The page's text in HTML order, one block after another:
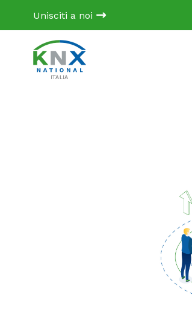
Unisciti a noi